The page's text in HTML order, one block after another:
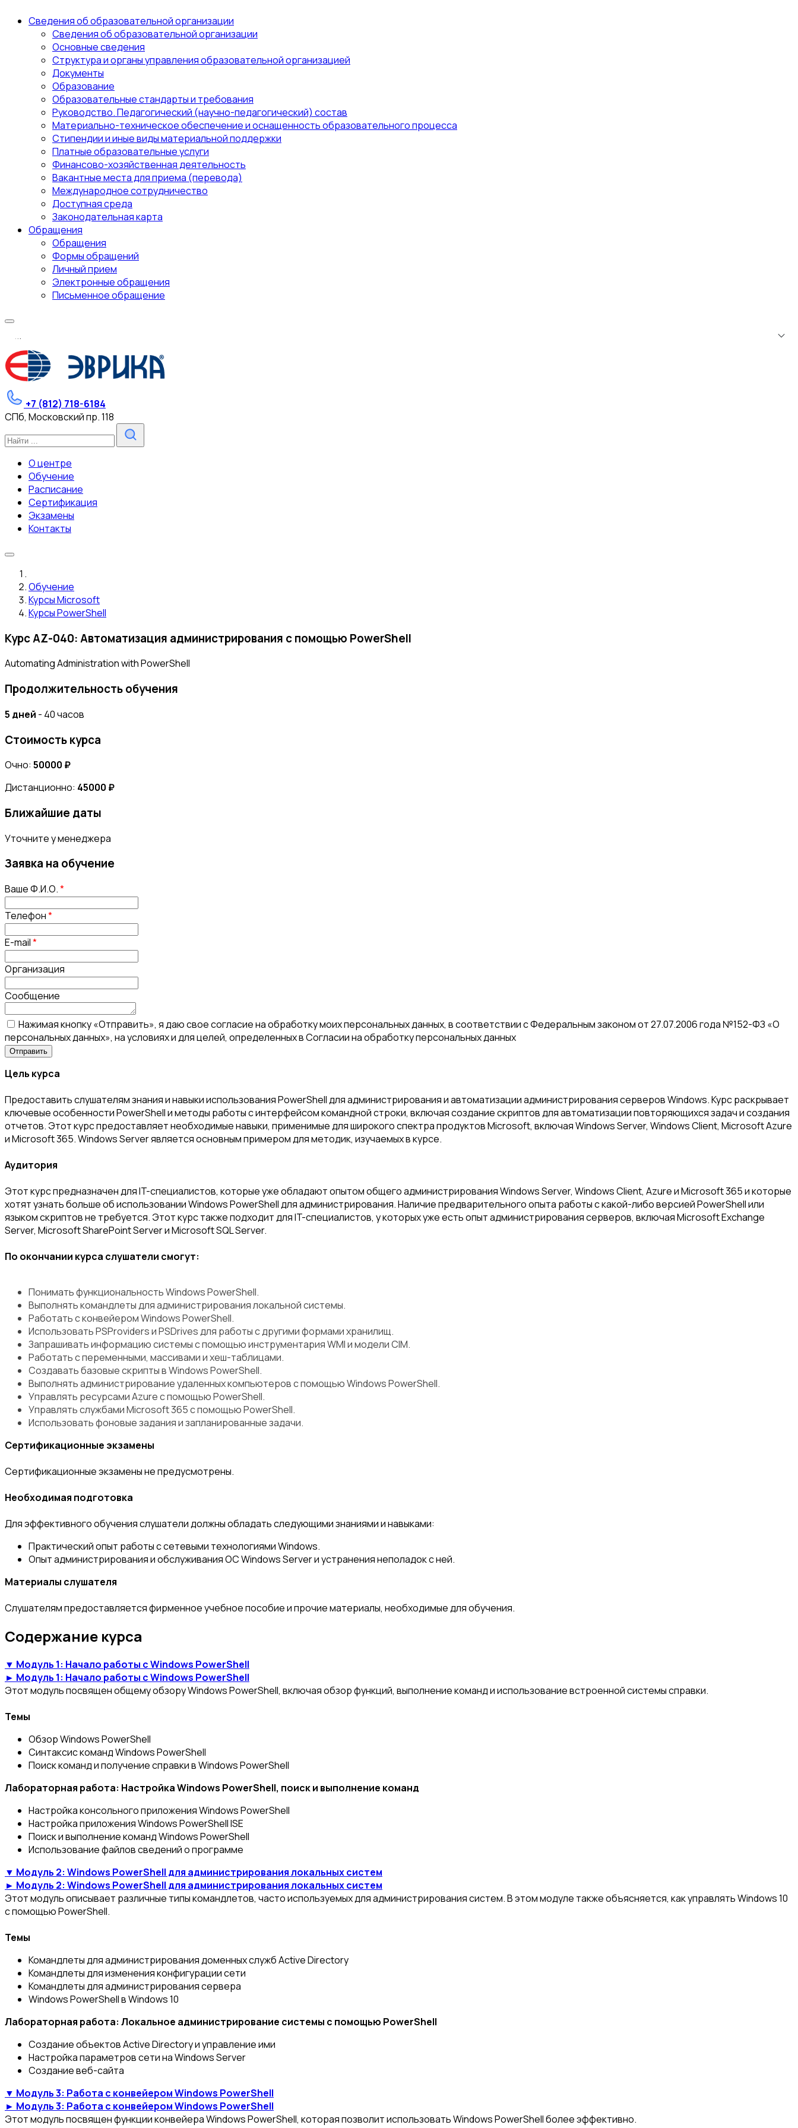
Сведения об образовательной организации
Сведения об образовательной организации
Основные сведения
Структура и органы управления образовательной организацией
Документы
Образование
Образовательные стандарты и требования
Руководство. Педагогический (научно-педагогический) состав
Материально-техническое обеспечение и оснащенность образовательного процесса
Стипендии и иные виды материальной поддержки
Платные образовательные услуги
Финансово-хозяйственная деятельность
Вакантные места для приема (перевода)
Международное сотрудничество
Доступная среда
Законодательная карта
Обращения
Обращения
Формы обращений
Личный прием
Электронные обращения
Письменное обращение
...
+7 (812) 718-6184
СПб, Московский пр. 118
О центре
Обучение
Расписание
Сертификация
Экзамены
Контакты
Обучение
Курсы Microsoft
Курсы PowerShell
Курс AZ-040: Автоматизация администрирования с помощью PowerShell
Automating Administration with PowerShell
Продолжительность обучения
5 дней - 40 часов
Стоимость курса
Очно: 50000 ₽
Дистанционно: 45000 ₽
Ближайшие даты
Уточните у менеджера
Заявка на обучение
Ваше Ф.И.О.*
Телефон*
E-mail*
Организация
Сообщение
Нажимая кнопку «Отправить», я даю свое согласие на обработку моих персональных данных, в соответствии с Федеральным законом от 27.07.2006 года №152-ФЗ «О
персональных данных», на условиях и для целей, определенных в Согласии на обработку персональных данных
Цель курса
Предоставить слушателям знания и навыки использования PowerShell для администрирования и автоматизации администрирования серверов Windows. Курс раскрывает
ключевые особенности PowerShell и методы работы с интерфейсом командной строки, включая создание скриптов для автоматизации повторяющихся задач и создания
отчетов. Этот курс предоставляет необходимые навыки, применимые для широкого спектра продуктов Microsoft, включая Windows Server, Windows Client, Microsoft Azure
и Microsoft 365. Windows Server является основным примером для методик, изучаемых в курсе.
Аудитория
Этот курс предназначен для IT-специалистов, которые уже обладают опытом общего администрирования Windows Server, Windows Client, Azure и Microsoft 365 и которые
хотят узнать больше об использовании Windows PowerShell для администрирования. Наличие предварительного опыта работы с какой-либо версией PowerShell или
языком скриптов не требуется. Этот курс также подходит для IT-специалистов, у которых уже есть опыт администрирования серверов, включая Microsoft Exchange
Server, Microsoft SharePoint Server и Microsoft SQL Server.
По окончании курса слушатели смогут:
Понимать функциональность Windows PowerShell.
Выполнять командлеты для администрирования локальной системы.
Работать с конвейером Windows PowerShell.
Использовать PSProviders и PSDrives для работы с другими формами хранилищ.
Запрашивать информацию системы с помощью инструментария WMI и модели CIM.
Работать с переменными, массивами и хеш-таблицами.
Создавать базовые скрипты в Windows PowerShell.
Выполнять администрирование удаленных компьютеров с помощью Windows PowerShell.
Управлять ресурсами Azure с помощью PowerShell.
Управлять службами Microsoft 365 с помощью PowerShell.
Использовать фоновые задания и запланированные задачи.
Сертификационные экзамены
Сертификационные экзамены не предусмотрены.
Необходимая подготовка
Для эффективного обучения слушатели должны обладать следующими знаниями и навыками:
Практический опыт работы с сетевыми технологиями Windows.
Опыт администрирования и обслуживания ОС Windows Server и устранения неполадок с ней.
Материалы слушателя
Слушателям предоставляется фирменное учебное пособие и прочие материалы, необходимые для обучения.
Содержание курса
▼ Модуль 1: Начало работы с Windows PowerShell
► Модуль 1: Начало работы с Windows PowerShell
Этот модуль посвящен общему обзору Windows PowerShell, включая обзор функций, выполнение команд и использование встроенной системы справки.
Темы
Обзор Windows PowerShell
Синтаксис команд Windows PowerShell
Поиск команд и получение справки в Windows PowerShell
Лабораторная работа: Настройка Windows PowerShell, поиск и выполнение команд
Настройка консольного приложения Windows PowerShell
Настройка приложения Windows PowerShell ISE
Поиск и выполнение команд Windows PowerShell
Использование файлов сведений о программе
▼ Модуль 2: Windows PowerShell для администрирования локальных систем
► Модуль 2: Windows PowerShell для администрирования локальных систем
Этот модуль описывает различные типы командлетов, часто используемых для администрирования систем. В этом модуле также объясняется, как управлять Windows 10
с помощью PowerShell.
Темы
Командлеты для администрирования доменных служб Active Directory
Командлеты для изменения конфигурации сети
Командлеты для администрирования сервера
Windows PowerShell в Windows 10
Лабораторная работа: Локальное администрирование системы с помощью PowerShell
Создание объектов Active Directory и управление ими
Настройка параметров сети на Windows Server
Создание веб-сайта
▼ Модуль 3: Работа с конвейером Windows PowerShell
► Модуль 3: Работа с конвейером Windows PowerShell
Этот модуль посвящен функции конвейера Windows PowerShell, которая позволит использовать Windows PowerShell более эффективно.